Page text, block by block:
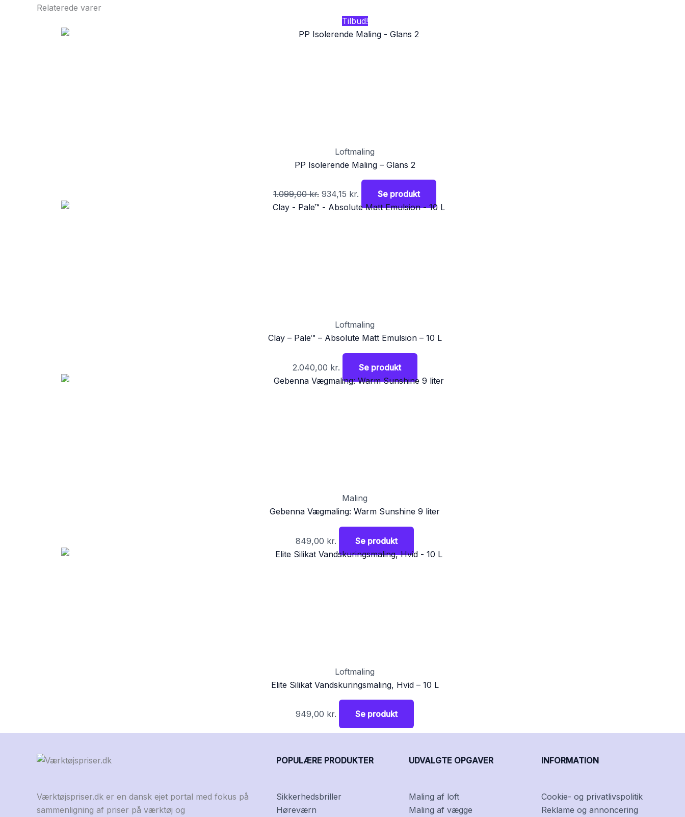
Relaterede varer
Tilbud!
Loftmaling
PP Isolerende Maling – Glans 2
1.099,00kr. 934,15 kr. Se produkt
Loftmaling
Clay – Pale™ – Absolute Matt Emulsion – 10 L
2.040,00 kr. Se produkt
Maling
Gebenna Vægmaling: Warm Sunshine 9 liter
849,00 kr. Se produkt
Loftmaling
Elite Silikat Vandskuringsmaling, Hvid – 10 L
949,00 kr. Se produkt
Værktøjspriser.dk er en dansk ejet portal med fokus på
sammenligning af priser på værktøj og
POPULÆRE PRODUKTER
Sikkerhedsbriller
Høreværn
UDVALGTE OPGAVER
Maling af loft
Maling af vægge
INFORMATION
Cookie- og privatlivspolitik
Reklame og annoncering